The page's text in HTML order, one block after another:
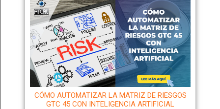
CÓMO AUTOMATIZAR LA MATRIZ DE RIESGOS
GTC 45 CON INTELIGENCIA ARTIFICIAL